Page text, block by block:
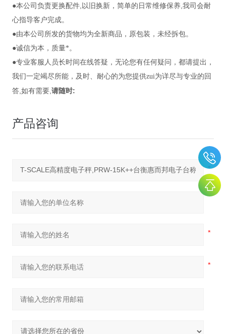
●本公司负责更换配件, 以旧换新，简单的日常维修保养,我司会耐
心指导客户完成。
●由本公司所发的货物均为全新商品，原包装，未经拆包。
●诚信为本，质量*。
●专业客服人员长时间在线答疑，无论您有任何疑问，都请提出，
我们一定竭尽所能，及时、耐心的为您提供zui为详尽与专业的回
答,如有需要,请随时:
产品咨询